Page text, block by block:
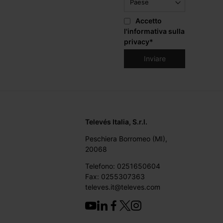
Accetto
l'informativa sulla
privacy*
Televés Italia, S.r.l.
Peschiera Borromeo (MI),
20068
Telefono: 0251650604
Fax: 0255307363
televes.it@televes.com